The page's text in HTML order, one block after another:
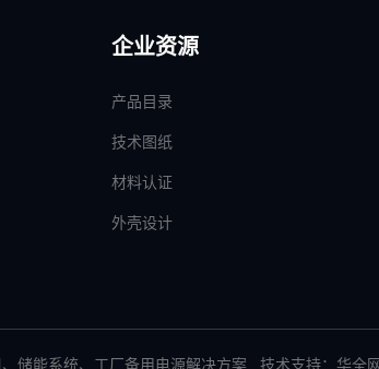
企业资源
产品目录
技术图纸
材料认证
外壳设计
、 储能系统、 工厂备用电源解决方案 技术支持：华全